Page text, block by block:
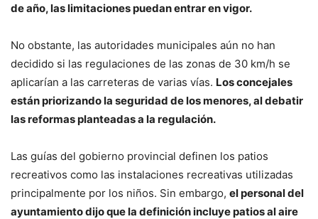
de año, las limitaciones puedan entrar en vigor.
No obstante, las autoridades municipales aún no han
decidido si las regulaciones de las zonas de 30 km/h se
aplicarían a las carreteras de varias vías. Los concejales
están priorizando la seguridad de los menores, al debatir
las reformas planteadas a la regulación.
Las guías del gobierno provincial definen los patios
recreativos como las instalaciones recreativas utilizadas
principalmente por los niños. Sin embargo, el personal del
ayuntamiento dijo que la definición incluye patios al aire